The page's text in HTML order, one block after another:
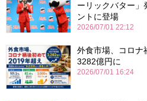
ーリックバター
ントに登場
2026/07/01 22:12
外食市場、コロ
3282億円に
2026/07/01 16:24